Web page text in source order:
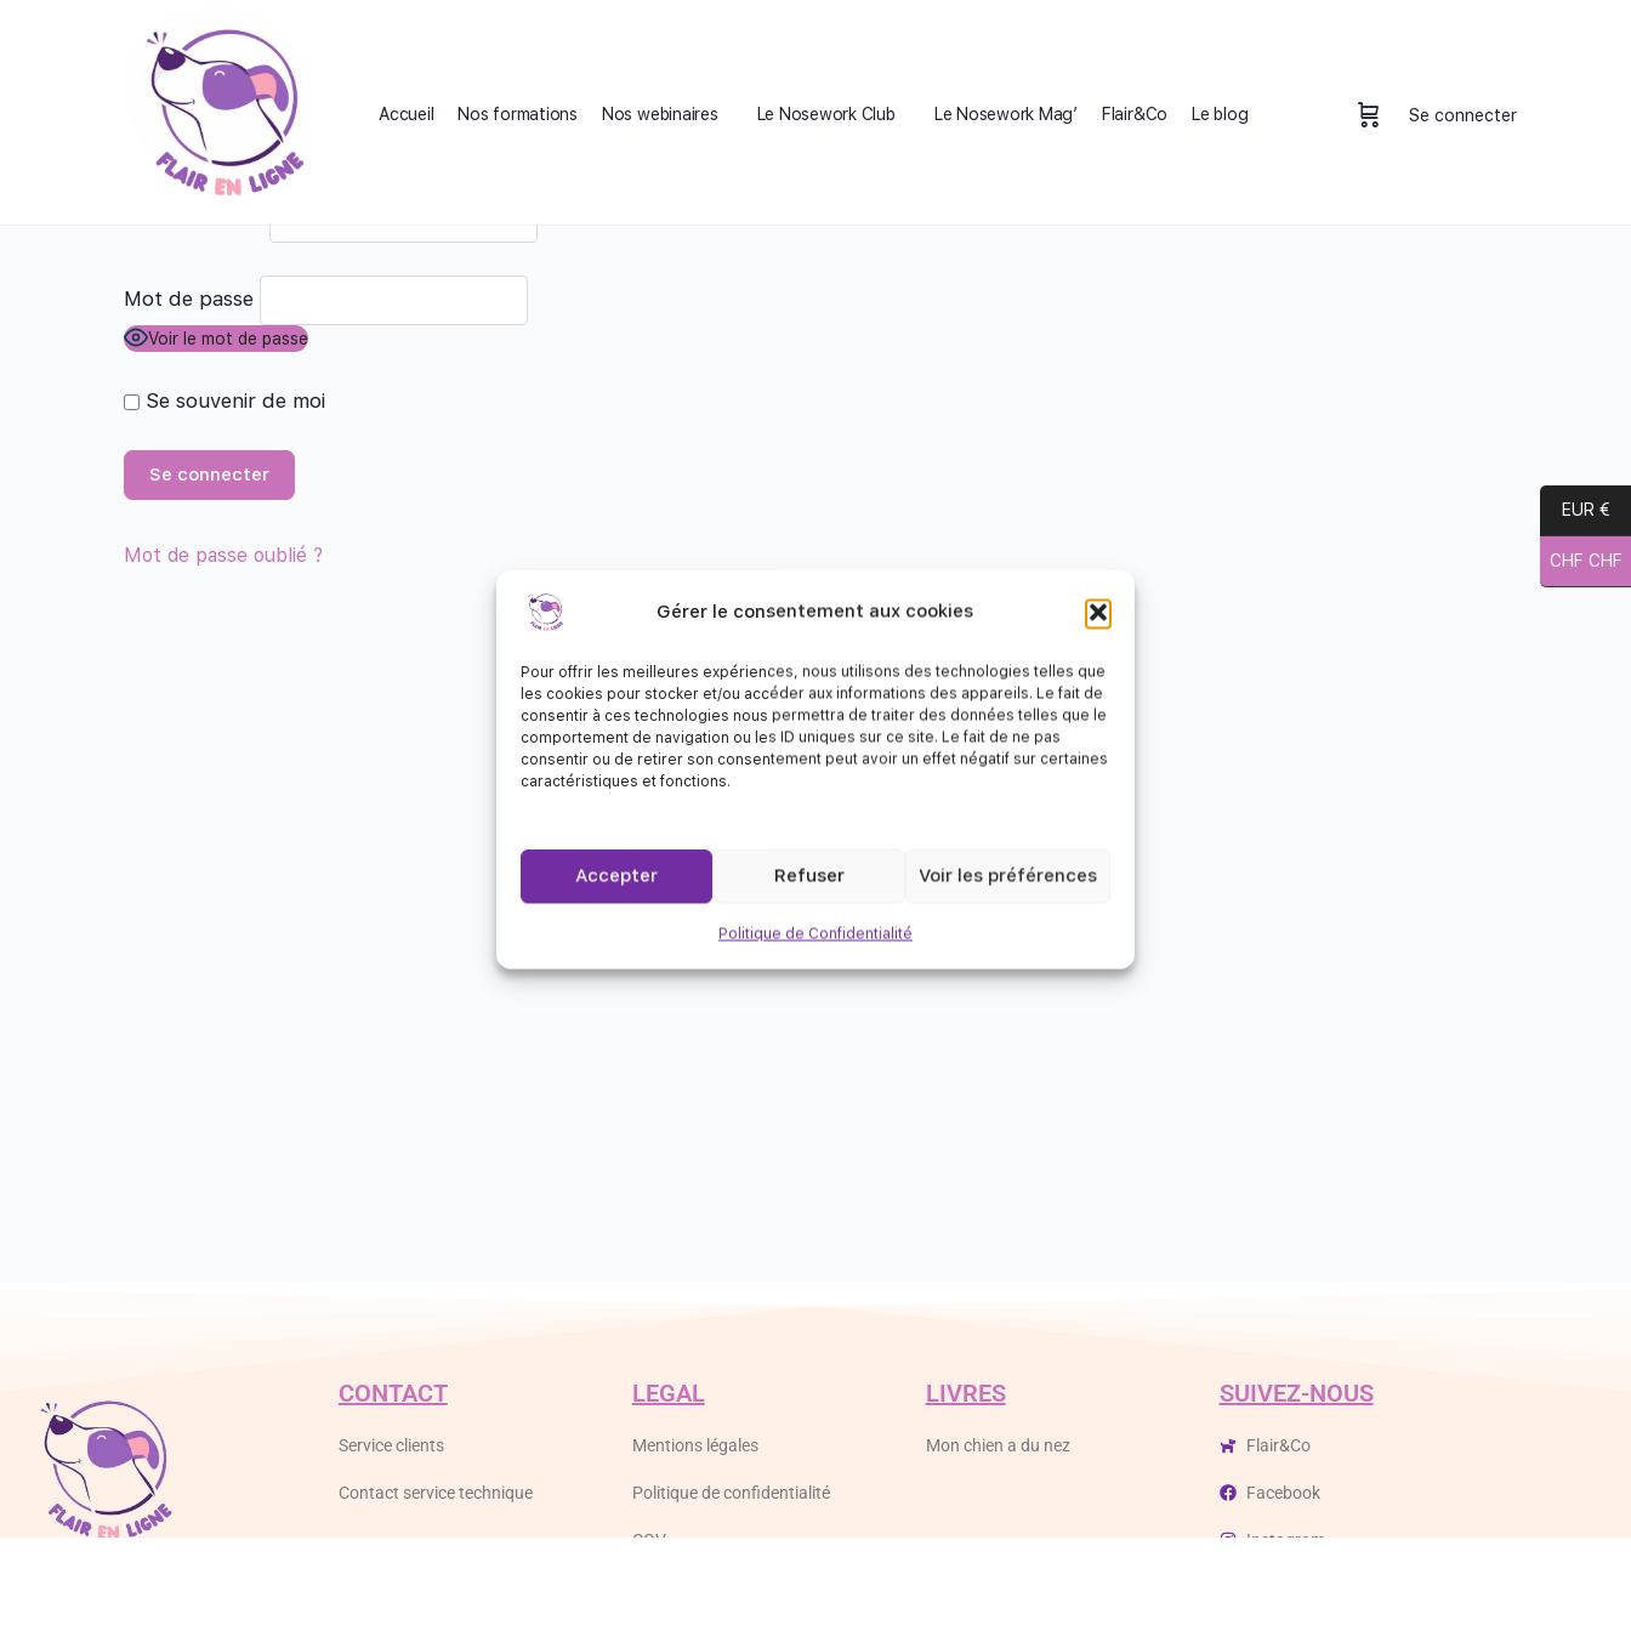
Gérer le consentement aux cookies
Pour offrir les meilleures expériences, nous utilisons des technologies telles que
les cookies pour stocker et/ou accéder aux informations des appareils. Le fait de
consentir à ces technologies nous permettra de traiter des données telles que le
comportement de navigation ou les ID uniques sur ce site. Le fait de ne pas
consentir ou de retirer son consentement peut avoir un effet négatif sur certaines
caractéristiques et fonctions.
Accepter Refuser Voir les préférences
Politique de Confidentialité
Accueil Nos formations Nos webinaires Le Nosework Club Le Nosework Mag’ Flair&Co Le blog Se connecter
Mot de passe
Voir le mot de passe
Se souvenir de moi
Mot de passe oublié ?
CONTACT
Service clients
Contact service technique
LEGAL
Mentions légales
Politique de confidentialité
CGV
LIVRES
Mon chien a du nez
SUIVEZ-NOUS
Flair&Co
Facebook
Instagram
EUR €
CHF CHF